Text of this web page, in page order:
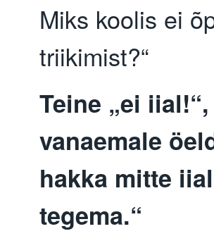
Miks koolis ei
triikimist?“
Teine „ei
vanaemale
hakka mitte
tegema.“